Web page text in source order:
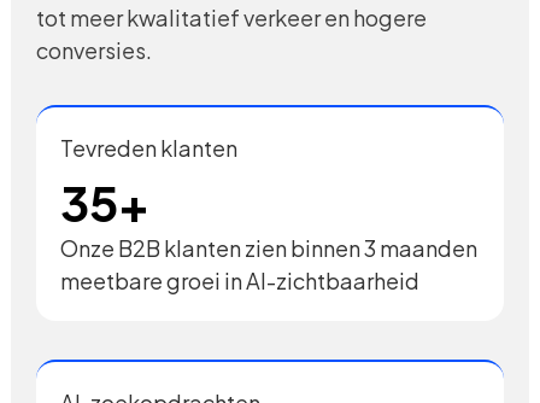
tot meer kwalitatief verkeer en hogere
conversies.
Tevreden klanten
35+
Onze B2B klanten zien binnen 3 maanden
meetbare groei in AI-zichtbaarheid